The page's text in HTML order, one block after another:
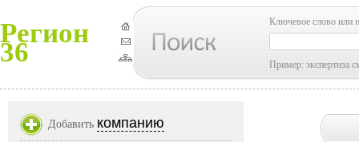
Регион
36
Ключевое слово или
Пример: экспертиза
Добавить компанию